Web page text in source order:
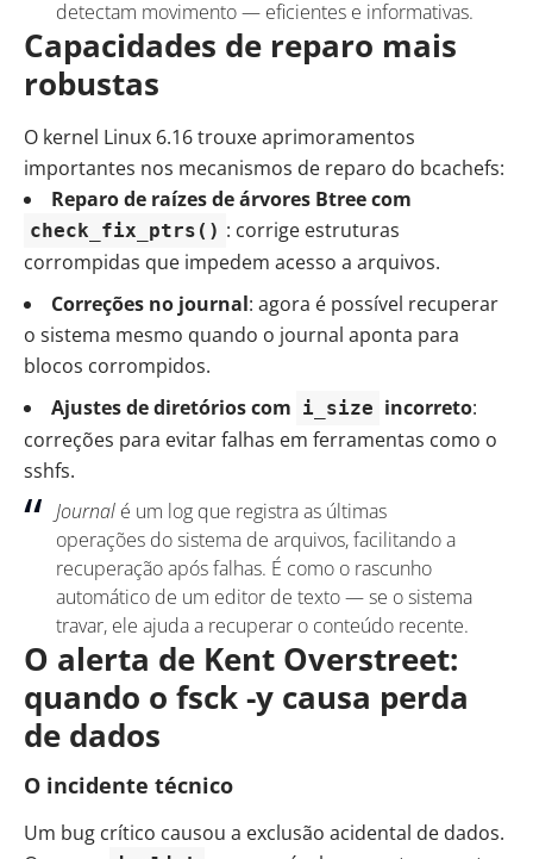
detectam movimento — eficientes e informativas.
Capacidades de reparo mais
robustas
O kernel Linux 6.16 trouxe aprimoramentos
importantes nos mecanismos de reparo do bcachefs:
Reparo de raízes de árvores Btree com
check_fix_ptrs() : corrige estruturas
corrompidas que impedem acesso a arquivos.
Correções no journal: agora é possível recuperar
o sistema mesmo quando o journal aponta para
blocos corrompidos.
Ajustes de diretórios com i_size incorreto:
correções para evitar falhas em ferramentas como o
sshfs.
Journal é um log que registra as últimas
operações do sistema de arquivos, facilitando a
recuperação após falhas. É como o rascunho
automático de um editor de texto — se o sistema
travar, ele ajuda a recuperar o conteúdo recente.
O alerta de Kent Overstreet:
quando o fsck -y causa perda
de dados
O incidente técnico
Um bug crítico causou a exclusão acidental de dados.